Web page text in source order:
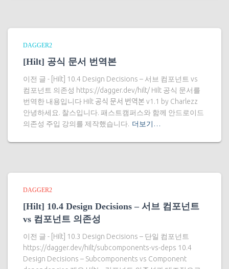
DAGGER2
[Hilt] 공식 문서 번역본
이전 글 - [Hilt] 10.4 Design Decisions – 서브 컴포넌트 vs
컴포넌트 의존성 https://dagger.dev/hilt/ Hilt 공식 문서를
번역한 내용입니다 Hilt 공식 문서 번역본 v1.1 by Charlezz
안녕하세요. 찰스입니다. 패스트캠퍼스와 함께 안드로이드
의존성 주입 강의를 제작했습니다. 더보기…
DAGGER2
[Hilt] 10.4 Design Decisions – 서브 컴포넌트
vs 컴포넌트 의존성
이전 글 - [Hilt] 10.3 Design Decisions – 단일 컴포넌트
https://dagger.dev/hilt/subcomponents-vs-deps 10.4
Design Decisions – Subcomponents vs Component